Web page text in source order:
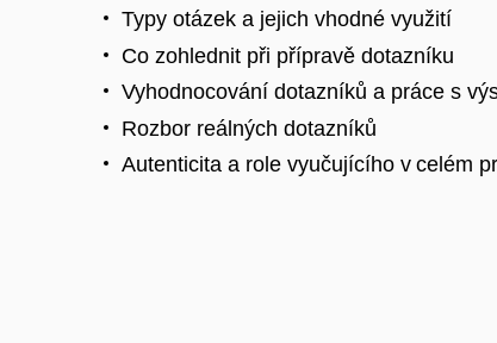
Typy otázek a jejich vhodné využití
Co zohlednit při přípravě dotazníku
Vyhodnocování dotazníků a práce s
Rozbor reálných dotazníků
Autenticita a role vyučujícího v celém